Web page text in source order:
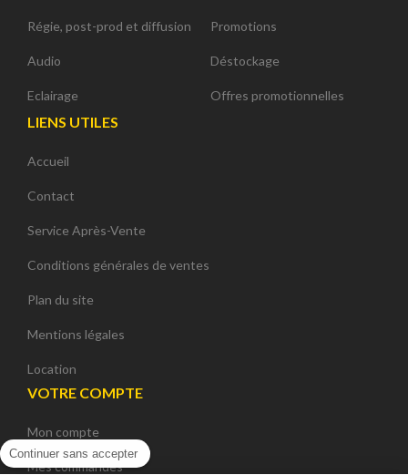
Régie, post-prod et diffusion
Audio
Eclairage
Promotions
Déstockage
Offres promotionnelles
LIENS UTILES
Accueil
Contact
Service Après-Vente
Conditions générales de ventes
Plan du site
Mentions légales
Location
VOTRE COMPTE
Mon compte
Mes commandes
Continuer sans accepter